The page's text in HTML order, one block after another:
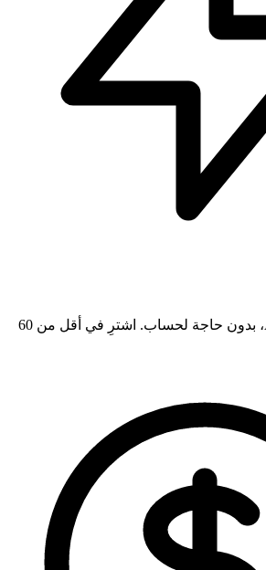
Apple Pay، Google Pay، بدون حاجة لحساب. اشترِ في أقل من 60